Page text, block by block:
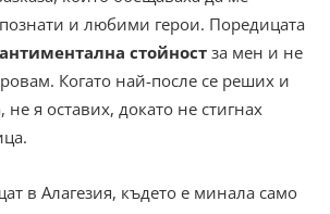
и любими герои. Поредицата
стойностза мен и не
Когато най-после се реших и
не я оставих, докато не стигнах
в Алагезия, където е минала само